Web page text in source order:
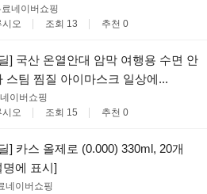
네이버쇼핑
오 조회 13 추천 0
] 국산 온열안대 암막 여행용 수면 안
스팀 찜질 아이마스크 일상에...
네이버쇼핑
오 조회 15 추천 0
] 카스 올제로 (0.000) 330ml, 20개
에 표시]
네이버쇼핑